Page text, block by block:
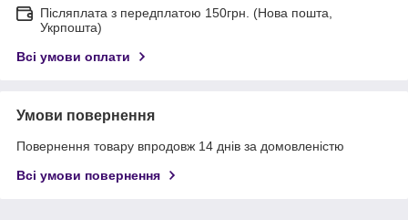
Післяплата з передплатою 150грн. (Нова пошта,
Укрпошта)
Всі умови оплати
Умови повернення
Повернення товару впродовж 14 днів за домовленістю
Всі умови повернення